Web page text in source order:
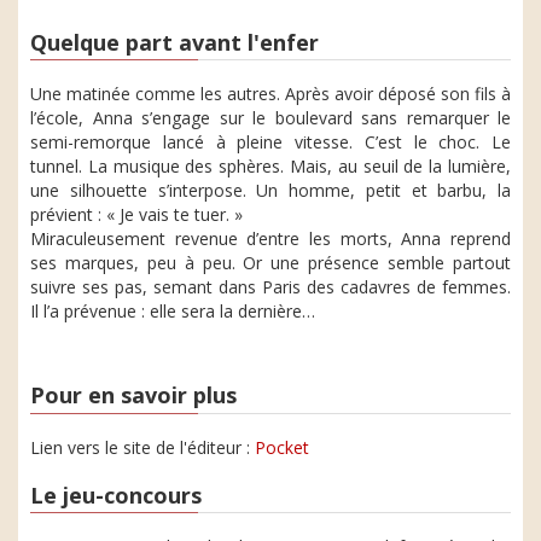
Quelque part avant l'enfer
Une matinée comme les autres. Après avoir déposé son fils à
l’école, Anna s’engage sur le boulevard sans remarquer le
semi-remorque lancé à pleine vitesse. C’est le choc. Le
tunnel. La musique des sphères. Mais, au seuil de la lumière,
une silhouette s’interpose. Un homme, petit et barbu, la
prévient : « Je vais te tuer. »
Miraculeusement revenue d’entre les morts, Anna reprend
ses marques, peu à peu. Or une présence semble partout
suivre ses pas, semant dans Paris des cadavres de femmes.
Il l’a prévenue : elle sera la dernière…
Pour en savoir plus
Lien vers le site de l'éditeur : Pocket
Le jeu-concours